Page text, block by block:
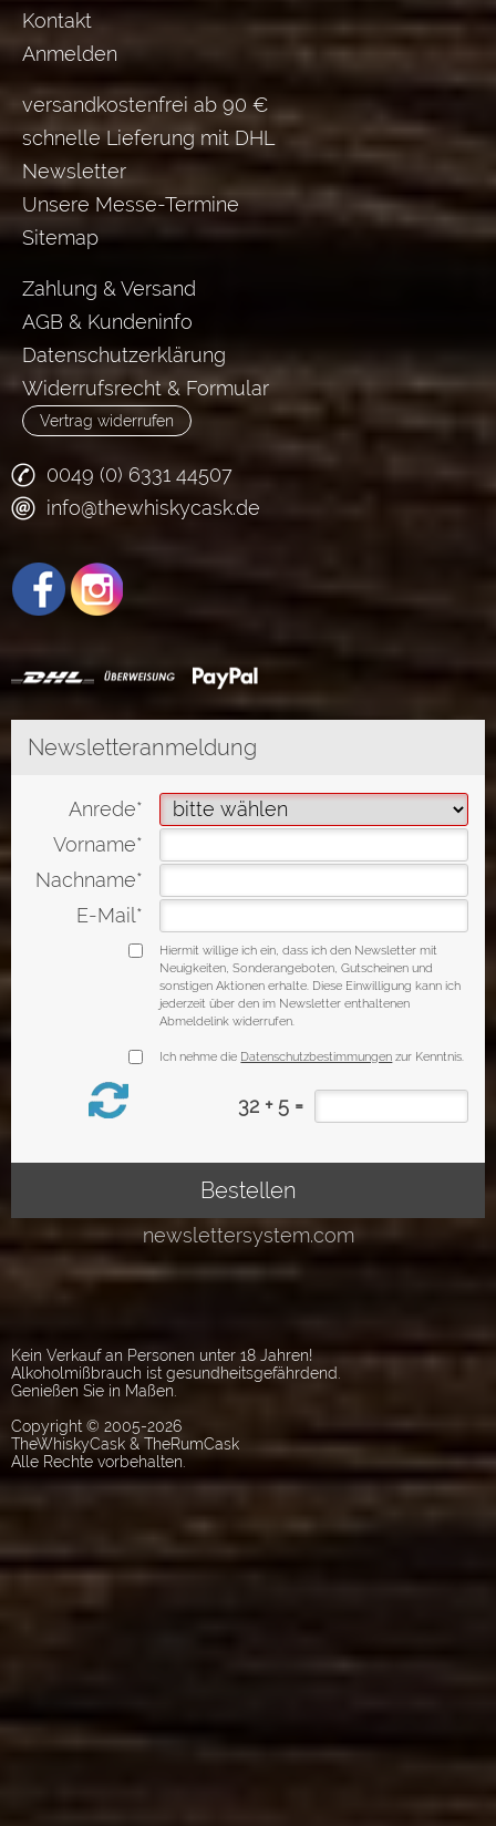
Kontakt
Anmelden
versandkostenfrei ab 90 €
schnelle Lieferung mit DHL
Newsletter
Unsere Messe-Termine
Sitemap
Zahlung & Versand
AGB & Kundeninfo
Datenschutzerklärung
Widerrufsrecht & Formular
Vertrag widerrufen
0049 (0) 6331 44507
info@thewhiskycask.de
Kein Verkauf an Personen unter 18 Jahren!
Alkoholmißbrauch ist gesundheitsgefährdend.
Genießen Sie in Maßen.
Copyright © 2005-2026
TheWhiskyCask & TheRumCask
Alle Rechte vorbehalten.